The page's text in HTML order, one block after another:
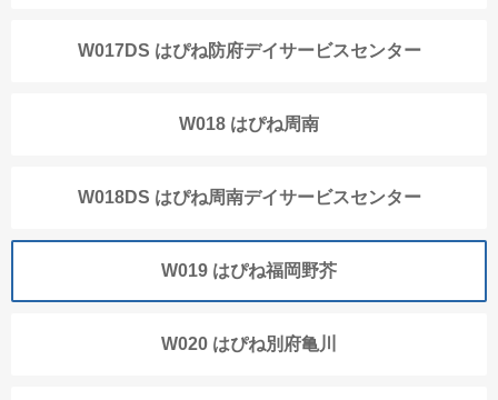
W017DS はぴね防府デイサービスセンター
W018 はぴね周南
W018DS はぴね周南デイサービスセンター
W019 はぴね福岡野芥
W020 はぴね別府亀川